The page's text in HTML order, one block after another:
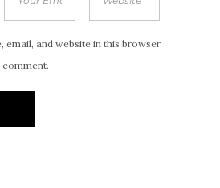
email, and website in this browser